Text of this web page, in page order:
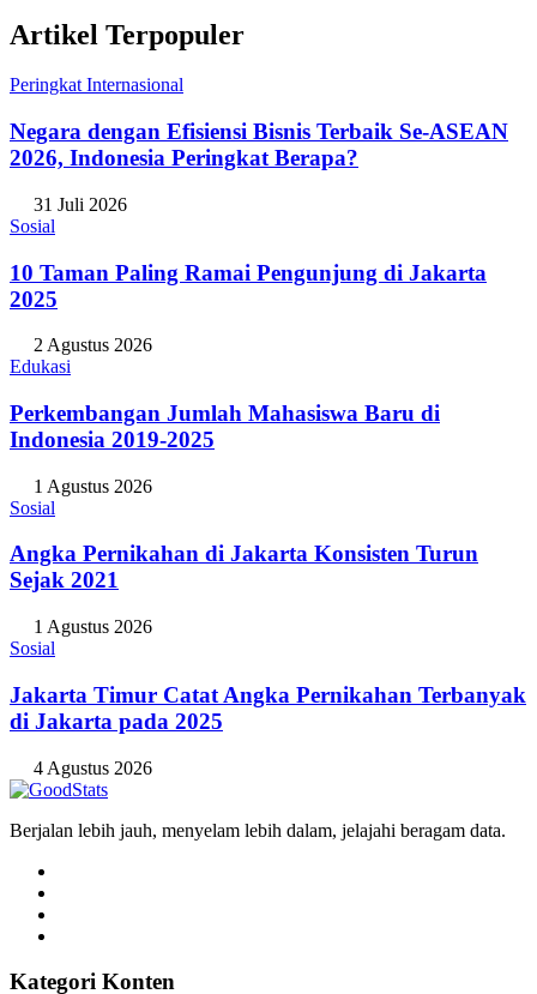
Artikel Terpopuler
Peringkat Internasional
Negara dengan Efisiensi Bisnis Terbaik Se-ASEAN
2026, Indonesia Peringkat Berapa?
31 Juli 2026
Sosial
10 Taman Paling Ramai Pengunjung di Jakarta
2025
2 Agustus 2026
Edukasi
Perkembangan Jumlah Mahasiswa Baru di
Indonesia 2019-2025
1 Agustus 2026
Sosial
Angka Pernikahan di Jakarta Konsisten Turun
Sejak 2021
1 Agustus 2026
Sosial
Jakarta Timur Catat Angka Pernikahan Terbanyak
di Jakarta pada 2025
4 Agustus 2026
Berjalan lebih jauh, menyelam lebih dalam, jelajahi beragam data.
Kategori Konten